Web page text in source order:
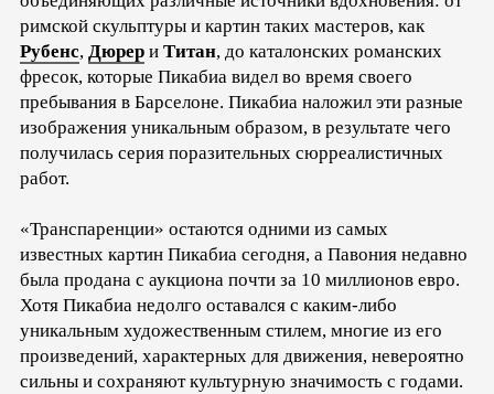
римской скульптуры и картин таких мастеров, как
Рубенс, Дюрер и Титан, до каталонских романских
фресок, которые Пикабиа видел во время своего
пребывания в Барселоне. Пикабиа наложил эти разные
изображения уникальным образом, в результате чего
получилась серия поразительных сюрреалистичных
работ.
«Транспаренции» остаются одними из самых
известных картин Пикабиа сегодня, а Павония недавно
была продана с аукциона почти за 10 миллионов евро.
Хотя Пикабиа недолго оставался с каким-либо
уникальным художественным стилем, многие из его
произведений, характерных для движения, невероятно
сильны и сохраняют культурную значимость с годами.